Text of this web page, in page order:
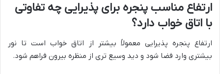
ارتفاع مناسب پنجره برای پذیرایی چه تفاوتی
با اتاق خواب دارد؟
ارتفاع پنجره پذیرایی معمولاً بیشتر از اتاق خواب است تا نور
بیشتری وارد فضا شود و دید وسیع تری از منظره بیرون فراهم شود.